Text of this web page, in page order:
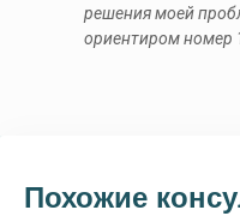
решения моей
ориентиром номер
Похожие